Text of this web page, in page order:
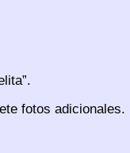
fotos adicionales.